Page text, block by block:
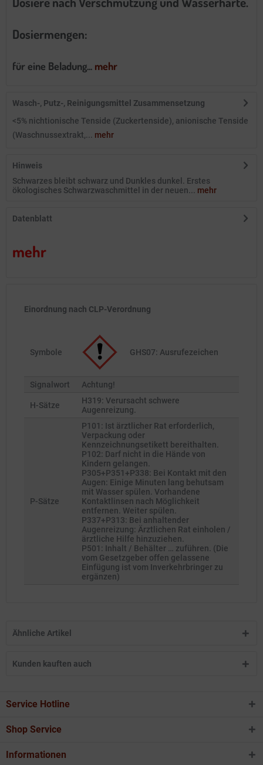
Dosiermengen:
für eine Beladung... mehr
Wasch-, Putz-, Reinigungsmittel Zusammensetzung
<5% nichtionische Tenside (Zuckertenside), anionische Tenside
(Waschnussextrakt,... mehr
Hinweis
Schwarzes bleibt schwarz und Dunkles dunkel. Erstes
ökologisches Schwarzwaschmittel in der neuen... mehr
Datenblatt
mehr
Einordnung nach CLP-Verordnung
Symbole GHS07: Ausrufezeichen
Signalwort Achtung!
H-Sätze
H319: Verursacht schwere
Augenreizung.
P-Sätze
P101: Ist ärztlicher Rat erforderlich,
Verpackung oder
Kennzeichnungsetikett bereithalten.
P102: Darf nicht in die Hände von
Kindern gelangen.
P305+P351+P338: Bei Kontakt mit den
Augen: Einige Minuten lang behutsam
mit Wasser spülen. Vorhandene
Kontaktlinsen nach Möglichkeit
entfernen. Weiter spülen.
P337+P313: Bei anhaltender
Augenreizung: Ärztlichen Rat einholen /
ärztliche Hilfe hinzuziehen.
P501: Inhalt / Behälter … zuführen. (Die
vom Gesetzgeber offen gelassene
Einfügung ist vom Inverkehrbringer zu
ergänzen)
Ähnliche Artikel
Kunden kauften auch
Service Hotline
Shop Service
Informationen